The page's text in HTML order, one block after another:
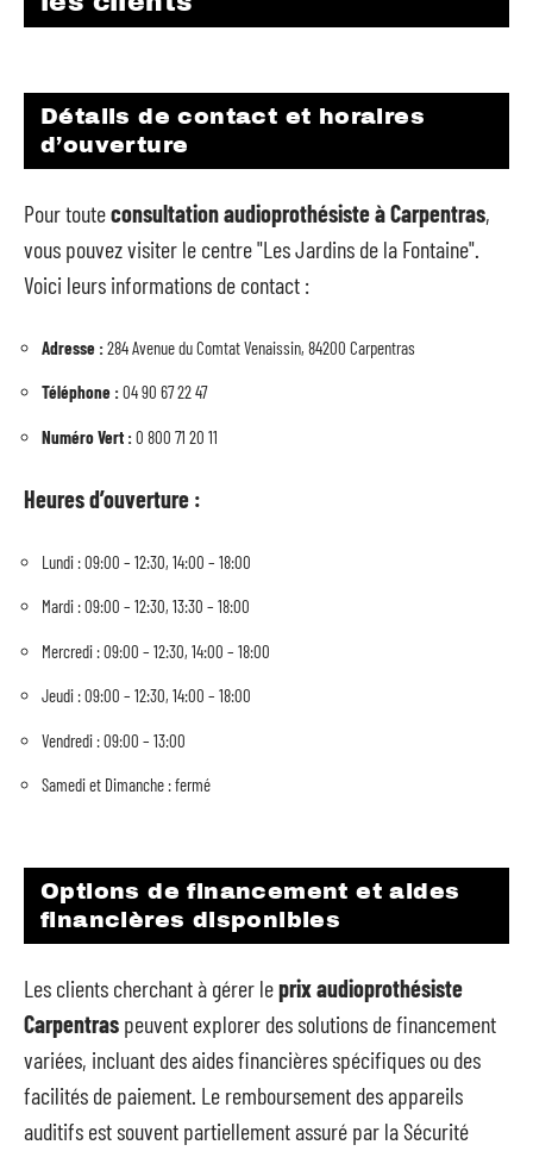
Détails de contact et horaires
d’ouverture
Pour touteconsultation audioprothésiste à Carpentras,
vous pouvez visiter le centre "Les Jardins de la Fontaine".
Voici leurs informations de contact :
Adresse :284 Avenue du Comtat Venaissin, 84200 Carpentras
Téléphone :04 90 67 22 47
Numéro Vert :0 800 71 20 11
Heures d’ouverture :
Lundi : 09:00 – 12:30, 14:00 – 18:00
Mardi : 09:00 – 12:30, 13:30 – 18:00
Mercredi : 09:00 – 12:30, 14:00 – 18:00
Jeudi : 09:00 – 12:30, 14:00 – 18:00
Vendredi : 09:00 – 13:00
Samedi et Dimanche : fermé
Options de financement et aides
financières disponibles
Les clients cherchant à gérer leprix audioprothésiste
Carpentras peuvent explorer des solutions de financement
variées, incluant des aides financières spécifiques ou des
facilités de paiement. Le remboursement des appareils
auditifs est souvent partiellement assuré par la Sécurité